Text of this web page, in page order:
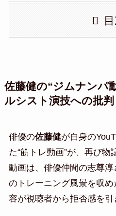
佐藤健の“ジムナンパ
ルシスト演技への批判
俳優の佐藤健が自身の
た“筋トレ動画”が、再び
動画は、俳優仲間の志尊
のトレーニング風景を収
容が視聴者から拒否感を引